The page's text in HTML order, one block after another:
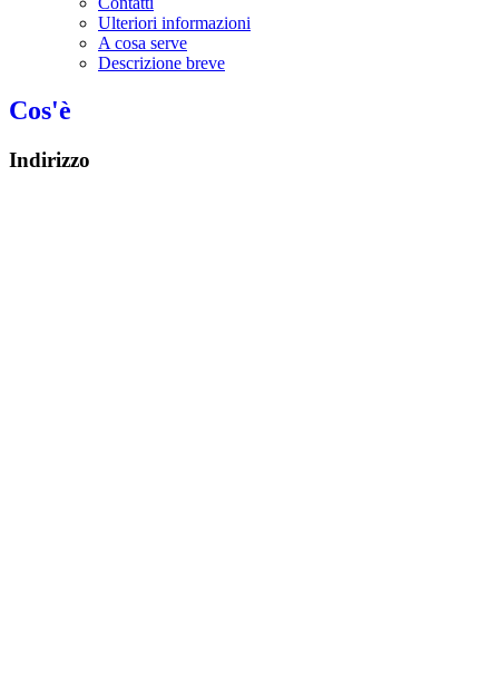
Ulteriori informazioni
A cosa serve
Descrizione breve
Cos'è
Indirizzo